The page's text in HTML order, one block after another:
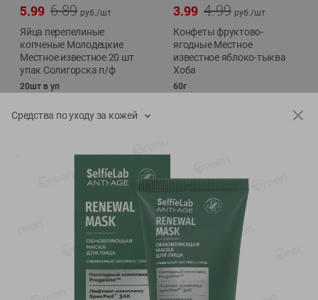
6.89
5.99 руб./шт
Яйца перепелиные
копченые Молодецкие
Местное известное 20 шт
упак Солигорска п/ф
20шт в уп
4.99
3.99 руб./шт
Конфеты фруктово-
ягодные Местное
известное яблоко-тыква
Хоба
60г
Показать 15-28 из 76
Каталог товаров
Специально для вас
Средства по уходу за кожей